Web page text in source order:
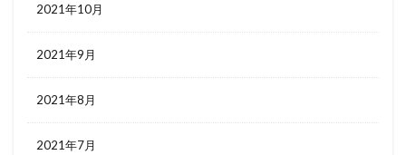
2021年10月
2021年9月
2021年8月
2021年7月